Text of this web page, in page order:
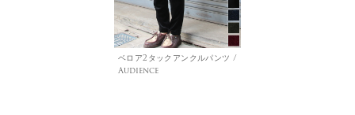
ベロア2タックアンクルパンツ /
Audience